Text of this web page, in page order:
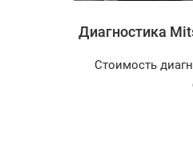
Диагностика
Стоимость